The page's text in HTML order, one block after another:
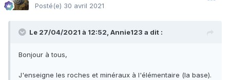
Posté(e) 30 avril 2021
Le 27/04/2021 à 12:52, Annie123 a dit :
Bonjour à tous,
J'enseigne les roches et minéraux à l'élémentaire (la base).